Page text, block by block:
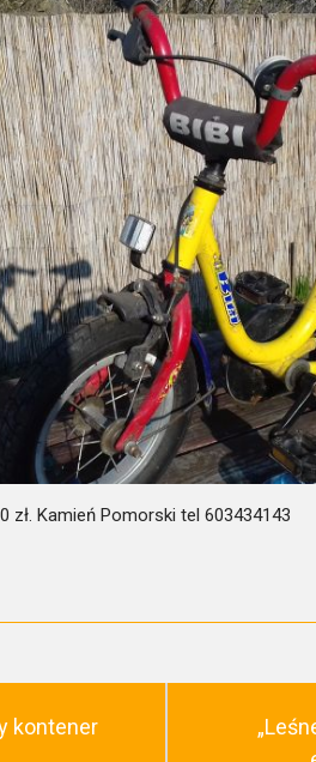
Kamień Pomorski tel 603434143
kontener